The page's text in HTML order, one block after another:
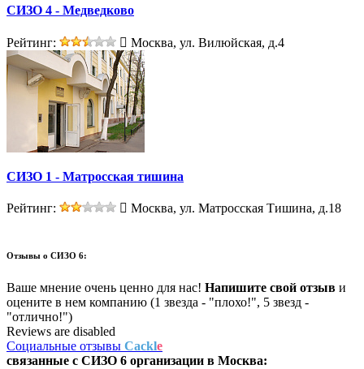
СИЗО 4 - Медведково
Рейтинг: Москва, ул. Вилюйская, д.4
СИЗО 1 - Матросская тишина
Рейтинг: Москва, ул. Матросская Тишина, д.18
Отзывы о СИЗО 6:
Ваше мнение очень ценно для нас! Напишите свой отзыв и
оцените в нем компанию (1 звезда - "плохо!", 5 звезд -
"отлично!")
Reviews are disabled
Социальные отзывы Cackle
связанные с СИЗО 6 организации в Москва: